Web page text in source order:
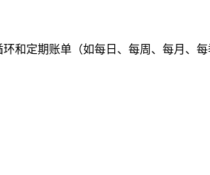
和定期账单（如每日、每周、每月、每